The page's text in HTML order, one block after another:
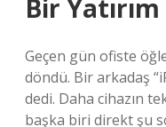
Bir Yatırım
Geçen gün ofiste
döndü. Bir arkadaş
dedi. Daha cihazın
başka biri direkt şu